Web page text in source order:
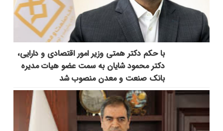
با حکم دکتر همتی وزیر امور اقتصادی و دارایی،
دکتر محمود شایان به سمت عضو هیات مدیره
بانک صنعت و معدن منصوب شد